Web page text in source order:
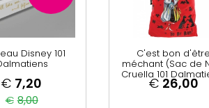
Disney 101
€ 7,20
€ 8,00
C'est bon d'être
méchant (Sac de
Cruella 101
€ 26,00